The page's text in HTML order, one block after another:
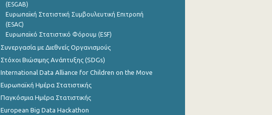
(ESGAB)
Ευρωπαϊκή Στατιστική Συμβουλευτική Επιτροπή
(ESAC)
Ευρωπαϊκό Στατιστικό Φόρουμ (ESF)
Συνεργασία με Διεθνείς Οργανισμούς
Στόχοι Βιώσιμης Ανάπτυξης (SDGs)
International Data Alliance for Children on the Move
Ευρωπαϊκή Ημέρα Στατιστικής
Παγκόσμια Ημέρα Στατιστικής
European Big Data Hackathon